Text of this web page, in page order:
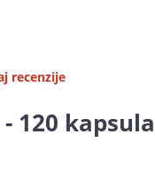
recenzije
120 kapsula